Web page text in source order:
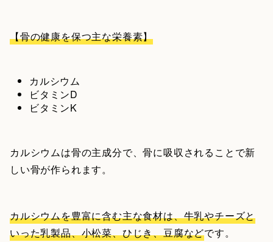
【骨の健康を保つ主な栄養素】
カルシウム
ビタミンD
ビタミンK
カルシウムは骨の主成分で、骨に吸収されることで新
しい骨が作られます。
カルシウムを豊富に含む主な食材は、牛乳やチーズと
いった乳製品、小松菜、ひじき、豆腐などです。